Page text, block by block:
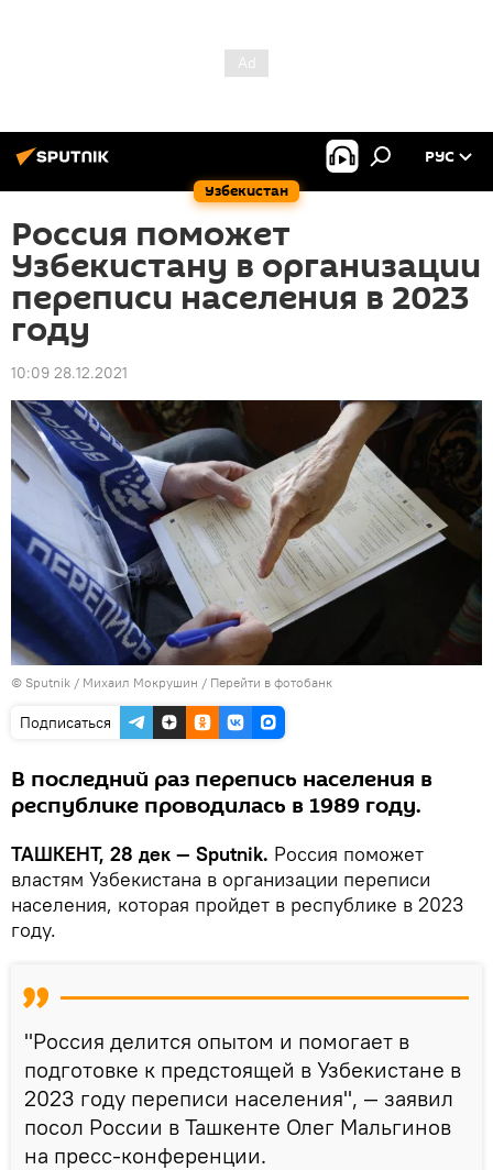
Узбекистан
РУС
Россия поможет
Узбекистану в организации
переписи населения в 2023
году
10:09 28.12.2021
© Sputnik / Михаил Мокрушин / Перейти в фотобанк
Подписаться
В последний раз перепись населения в
республике проводилась в 1989 году.
ТАШКЕНТ, 28 дек — Sputnik. Россия поможет
властям Узбекистана в организации переписи
населения, которая пройдет в республике в 2023
году.
"Россия делится опытом и помогает в
подготовке к предстоящей в Узбекистане в
2023 году переписи населения", — заявил
посол России в Ташкенте Олег Мальгинов
на пресс-конференции.